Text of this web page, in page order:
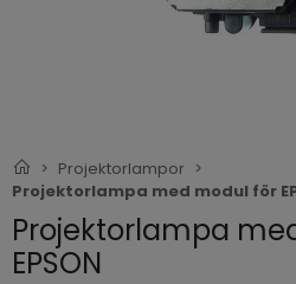
Projektorlampor
Projektorlampa med modul för
Projektorlampa
EPSON